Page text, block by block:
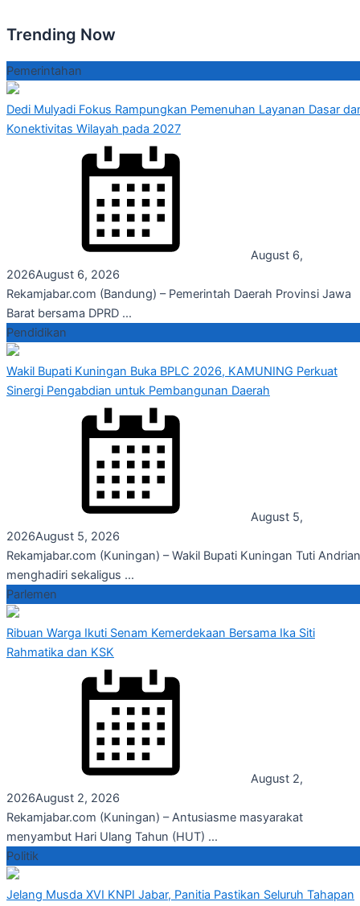
Trending Now
Pemerintahan
Dedi Mulyadi Fokus Rampungkan Pemenuhan Layanan Dasar
Konektivitas Wilayah pada 2027
August 6,
2026August 6, 2026
Rekamjabar.com (Bandung) – Pemerintah Daerah Provinsi Jawa
Barat bersama DPRD ...
Pendidikan
Wakil Bupati Kuningan Buka BPLC 2026, KAMUNING Perkuat
Sinergi Pengabdian untuk Pembangunan Daerah
August 5,
2026August 5, 2026
Rekamjabar.com (Kuningan) – Wakil Bupati Kuningan Tuti
menghadiri sekaligus ...
Parlemen
Ribuan Warga Ikuti Senam Kemerdekaan Bersama Ika Siti
Rahmatika dan KSK
August 2,
2026August 2, 2026
Rekamjabar.com (Kuningan) – Antusiasme masyarakat
menyambut Hari Ulang Tahun (HUT) ...
Politik
Jelang Musda XVI KNPI Jabar, Panitia Pastikan Seluruh Tahapan